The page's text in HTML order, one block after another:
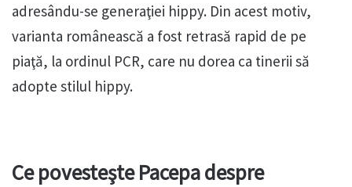
adresându-se generaţiei hippy. Din acest motiv,
varianta românească a fost retrasă rapid de pe
piaţă, la ordinul PCR, care nu dorea ca tinerii să
adopte stilul hippy.
Ce povesteşte Pacepa despre